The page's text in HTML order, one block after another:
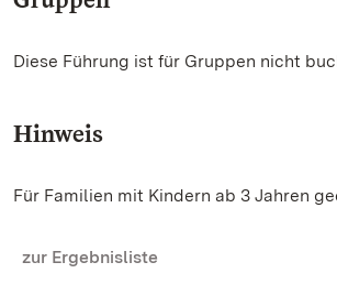
Diese Führung ist für Gruppen nicht
Hinweis
Für Familien mit Kindern ab 3 Jahren
zur Ergebnisliste